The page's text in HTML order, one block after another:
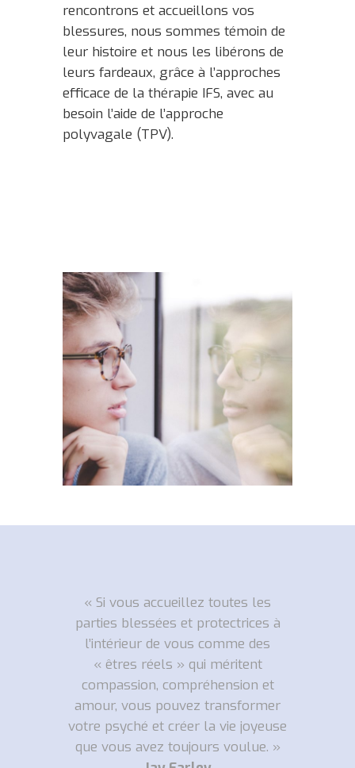
rencontrons et accueillons vos
blessures, nous sommes témoin de
leur histoire et nous les libérons de
leurs fardeaux, grâce à l’approches
efficace de la thérapie IFS, avec au
besoin l’aide de l’approche
polyvagale (TPV).
« Si vous accueillez toutes les
parties blessées et protectrices à
l’intérieur de vous comme des
« êtres réels » qui méritent
compassion, compréhension et
amour, vous pouvez transformer
votre psyché et créer la vie joyeuse
que vous avez toujours voulue. »